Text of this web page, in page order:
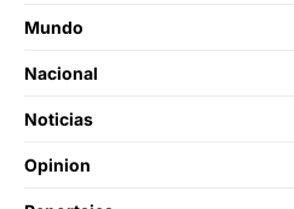
Mundo
Nacional
Noticias
Opinion